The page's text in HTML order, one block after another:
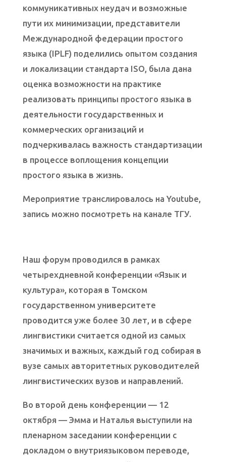
коммуникативных неудач и возможные
пути их минимизации, представители
Международной федерации простого
языка (IPLF) поделились опытом создания
и локализации стандарта ISO, была дана
оценка возможности на практике
реализовать принципы простого языка в
деятельности государственных и
коммерческих организаций и
подчеркивалась важность стандартизации
в процессе воплощения концепции
простого языка в жизнь.
Мероприятие транслировалось на Youtube,
запись можно посмотреть на канале ТГУ.
Наш форум проводился в рамках
четырехдневной конференции «Язык и
культура», которая в Томском
государственном университете
проводится уже более 30 лет, и в сфере
лингвистики считается одной из самых
значимых и важных, каждый год собирая в
вузе самых авторитетных руководителей
лингвистических вузов и направлений.
Во второй день конференции — 12
октября — Эмма и Наталья выступили на
пленарном заседании конференции с
докладом о внутриязыковом переводе,